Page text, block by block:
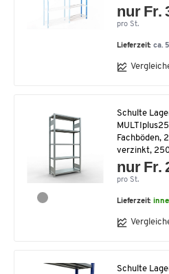
nur Fr.
pro St.
Lieferzeit:ca.
Schulte
Fachböden,
verzinkt,
nur Fr.
pro St.
Lieferzeit:
Schulte